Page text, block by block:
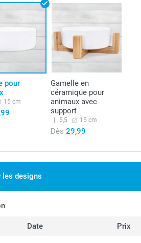
pour
15 cm
Gamelle en
céramique pour
animaux avec
support
5,5 15 cm
Dès 29,99
les designs
Date Prix